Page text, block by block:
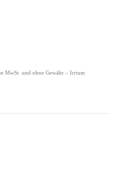
MwSt. und ohne Gewähr – Irrtum